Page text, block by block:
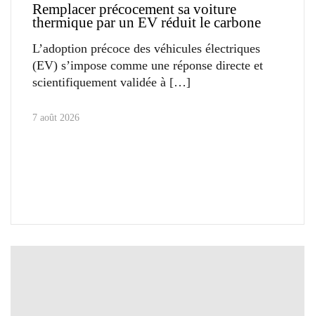
Remplacer précocement sa voiture
thermique par un EV réduit le carbone
L’adoption précoce des véhicules électriques
(EV) s’impose comme une réponse directe et
scientifiquement validée à
7 août 2026